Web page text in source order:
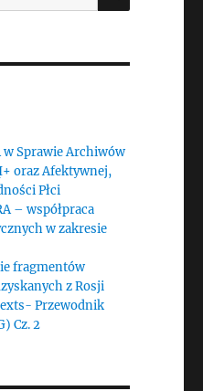
w Sprawie Archiwów
oraz Afektywnej,
Płci
– współpraca
w zakresie
fragmentów
z Rosji
Przewodnik
Cz. 2